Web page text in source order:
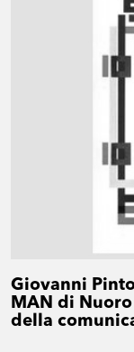
Giovanni
MAN di
della